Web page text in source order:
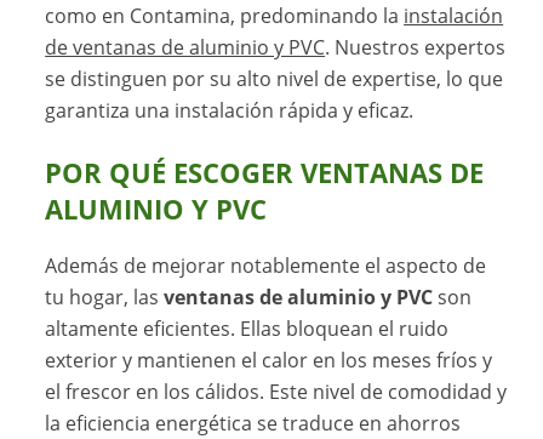
como en Contamina, predominando la instalación
de ventanas de aluminio y PVC. Nuestros expertos
se distinguen por su alto nivel de expertise, lo que
garantiza una instalación rápida y eficaz.
POR QUÉ ESCOGER VENTANAS DE
ALUMINIO Y PVC
Además de mejorar notablemente el aspecto de
tu hogar, lasventanas de aluminio y PVCson
altamente eficientes. Ellas bloquean el ruido
exterior y mantienen el calor en los meses fríos y
el frescor en los cálidos. Este nivel de comodidad y
la eficiencia energética se traduce en ahorros